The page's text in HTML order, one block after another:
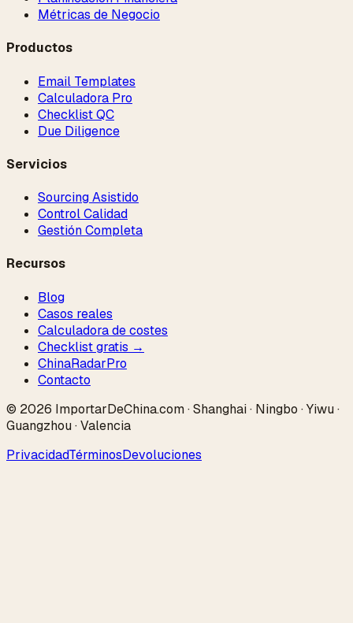
Métricas de Negocio
Productos
Email Templates
Calculadora Pro
Checklist QC
Due Diligence
Servicios
Sourcing Asistido
Control Calidad
Gestión Completa
Recursos
Blog
Casos reales
Calculadora de costes
Checklist gratis →
ChinaRadarPro
Contacto
© 2026 ImportarDeChina.com · Shanghai · Ningbo · Yiwu ·
Guangzhou · Valencia
PrivacidadTérminosDevoluciones